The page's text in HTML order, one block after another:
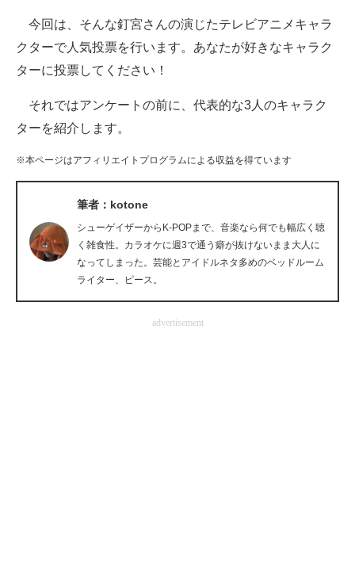
好きが集まる 比べて選べる
ビジネスと働き方のヒント
マーケ×ITの今がよく分かる
ITエンジニア向け専門サイト
企業向けIT製品の総合サイト
IT製品の技術・比較・事例
製造業のIT導入・活用を支援
今回は、そんな釘宮さんの演じたテレビアニメキャラ
クターで人気投票を行います。あなたが好きなキャラク
ターに投票してください！
それではアンケートの前に、代表的な3人のキャラク
ターを紹介します。
※本ページはアフィリエイトプログラムによる収益を得ています
筆者：kotone
シューゲイザーからK-POPまで、音楽なら何でも幅広く聴
く雑食性。カラオケに週3で通う癖が抜けないまま大人に
なってしまった。芸能とアイドルネタ多めのベッドルーム
ライター、ピース。
advertisement